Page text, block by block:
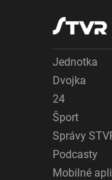
Jednotka
Dvojka
24
Šport
Správy
Podcasty
Mobilné